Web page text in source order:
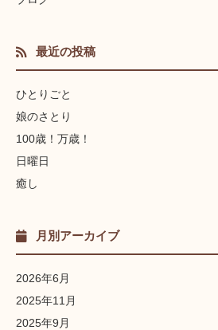
最近の投稿
ひとりごと
娘のさとり
100歳！万歳！
日曜日
癒し
月別アーカイブ
2026年6月
2025年11月
2025年9月